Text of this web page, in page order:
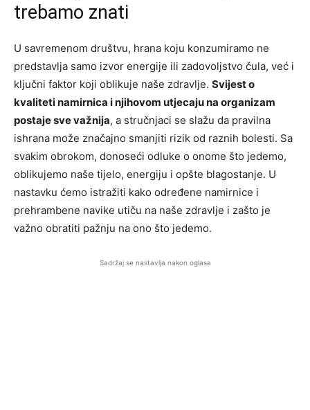
trebamo znati
U savremenom društvu, hrana koju konzumiramo ne
predstavlja samo izvor energije ili zadovoljstvo čula, već i
ključni faktor koji oblikuje naše zdravlje. Svijest o
kvaliteti namirnica i njihovom utjecaju na organizam
postaje sve važnija, a stručnjaci se slažu da pravilna
ishrana može značajno smanjiti rizik od raznih bolesti. Sa
svakim obrokom, donoseći odluke o onome što jedemo,
oblikujemo naše tijelo, energiju i opšte blagostanje. U
nastavku ćemo istražiti kako određene namirnice i
prehrambene navike utiču na naše zdravlje i zašto je
važno obratiti pažnju na ono što jedemo.
Sadržaj se nastavlja nakon oglasa